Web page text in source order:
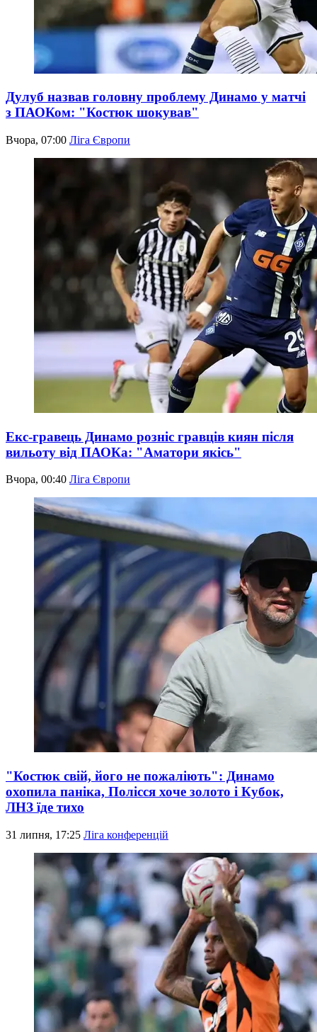
Дулуб назвав головну проблему Динамо у матчі
з ПАОКом: "Костюк шокував"
Вчора, 07:00 Ліга Європи
Екс-гравець Динамо розніс гравців киян після
вильоту від ПАОКа: "Аматори якісь"
Вчора, 00:40 Ліга Європи
"Костюк свій, його не пожаліють": Динамо
охопила паніка, Полісся хоче золото і Кубок,
ЛНЗ їде тихо
31 липня, 17:25 Ліга конференцій